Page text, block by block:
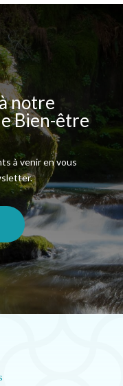
notre
Bien-être
à venir en vous